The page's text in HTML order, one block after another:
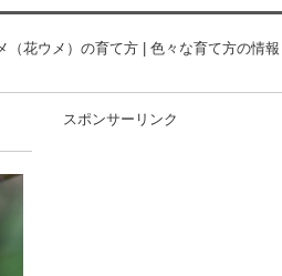
（花ウメ）の育て方 | 色々な育て方の情
スポンサーリンク